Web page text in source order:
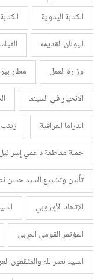
الكتابة اليدوية
اليونان القديمة
وزارة العمل
مطار
الانحياز في السينما
الدراما العراقية
حملة مقاطعة داعمي
تأبين وتشييع السيد حسن
الإتحاد الأوروبي
المؤتمر القومي العربي
السيد نصرالله والمثقفون